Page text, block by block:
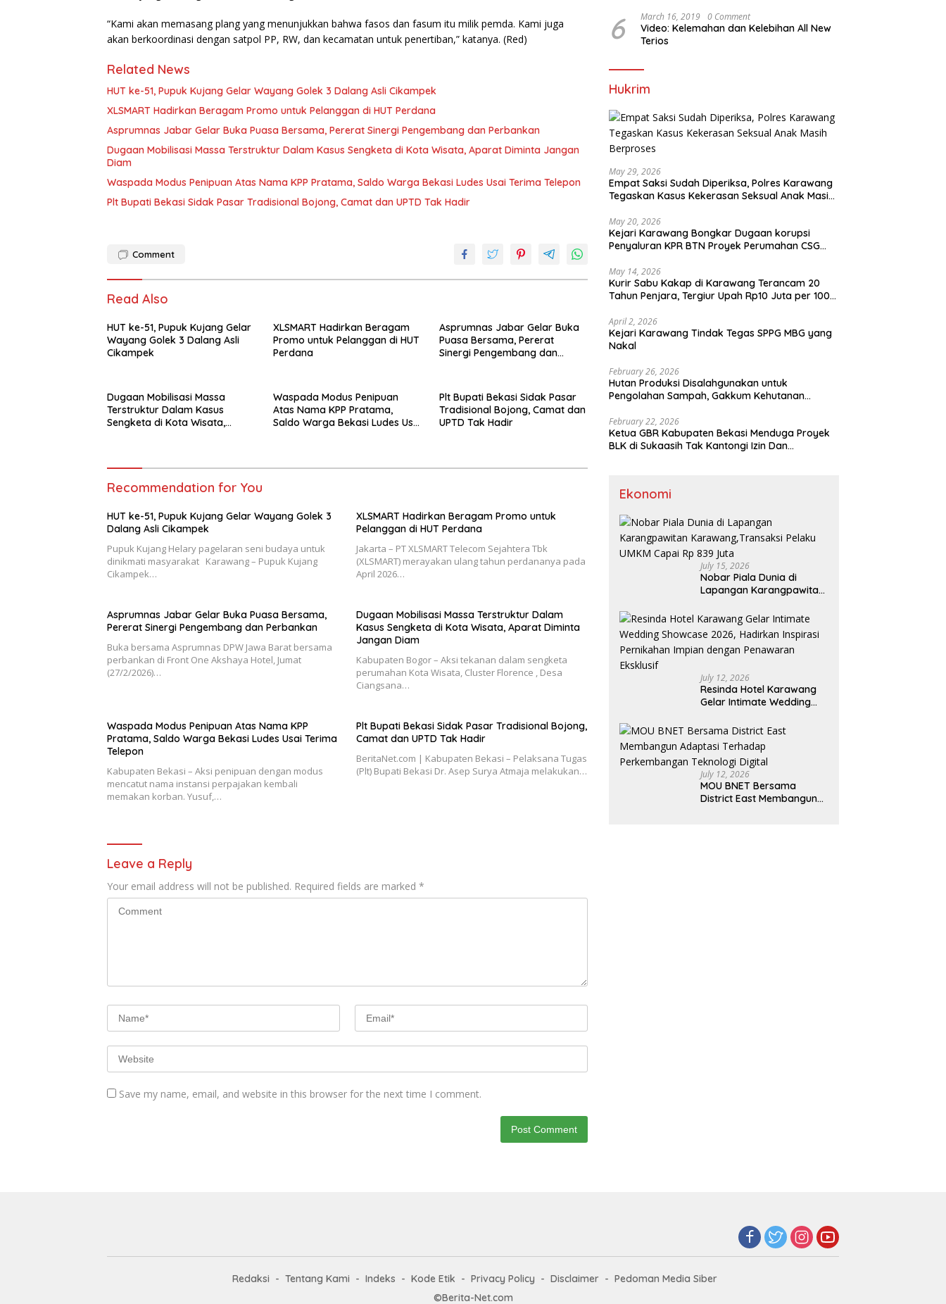
“Kami akan memasang plang yang menunjukkan bahwa fasos dan fasum itu milik pemda. Kami juga
akan berkoordinasi dengan satpol PP, RW, dan kecamatan untuk penertiban,” katanya. (Red)
Related News
HUT ke-51, Pupuk Kujang Gelar Wayang Golek 3 Dalang Asli Cikampek
XLSMART Hadirkan Beragam Promo untuk Pelanggan di HUT Perdana
Asprumnas Jabar Gelar Buka Puasa Bersama, Pererat Sinergi Pengembang dan Perbankan
Dugaan Mobilisasi Massa Terstruktur Dalam Kasus Sengketa di Kota Wisata, Aparat Diminta Jangan
Diam
Waspada Modus Penipuan Atas Nama KPP Pratama, Saldo Warga Bekasi Ludes Usai Terima Telepon
Plt Bupati Bekasi Sidak Pasar Tradisional Bojong, Camat dan UPTD Tak Hadir
Comment
Read Also
HUT ke-51, Pupuk Kujang Gelar
Wayang Golek 3 Dalang Asli
Cikampek
XLSMART Hadirkan Beragam
Promo untuk Pelanggan di HUT
Perdana
Asprumnas Jabar Gelar Buka
Puasa Bersama, Pererat
Sinergi Pengembang dan
Dugaan Mobilisasi Massa
Terstruktur Dalam Kasus
Sengketa di Kota Wisata,
Waspada Modus Penipuan
Atas Nama KPP Pratama,
Saldo Warga Bekasi Ludes Usai
Plt Bupati Bekasi Sidak Pasar
Tradisional Bojong, Camat dan
UPTD Tak Hadir
Recommendation for You
HUT ke-51, Pupuk Kujang Gelar Wayang Golek 3
Dalang Asli Cikampek
Pupuk Kujang Helary pagelaran seni budaya untuk
dinikmati masyarakat Karawang – Pupuk Kujang
Cikampek…
XLSMART Hadirkan Beragam Promo untuk
Pelanggan di HUT Perdana
Jakarta – PT XLSMART Telecom Sejahtera Tbk
(XLSMART) merayakan ulang tahun perdananya pada
April 2026…
Asprumnas Jabar Gelar Buka Puasa Bersama,
Pererat Sinergi Pengembang dan Perbankan
Buka bersama Asprumnas DPW Jawa Barat bersama
perbankan di Front One Akshaya Hotel, Jumat
(27/2/2026)…
Dugaan Mobilisasi Massa Terstruktur Dalam
Kasus Sengketa di Kota Wisata, Aparat Diminta
Jangan Diam
Kabupaten Bogor – Aksi tekanan dalam sengketa
perumahan Kota Wisata, Cluster Florence , Desa
Ciangsana…
Waspada Modus Penipuan Atas Nama KPP
Pratama, Saldo Warga Bekasi Ludes Usai Terima
Telepon
Kabupaten Bekasi – Aksi penipuan dengan modus
mencatut nama instansi perpajakan kembali
memakan korban. Yusuf,…
Plt Bupati Bekasi Sidak Pasar Tradisional Bojong,
Camat dan UPTD Tak Hadir
BeritaNet.com | Kabupaten Bekasi – Pelaksana Tugas
(Plt) Bupati Bekasi Dr. Asep Surya Atmaja melakukan…
Leave a Reply
Your email address will not be published. Required fields are marked *
Save my name, email, and website in this browser for the next time I comment.
6 March 16, 2019 0 Comment
Video: Kelemahan dan Kelebihan All New
Terios
Hukrim
May 29, 2026
Empat Saksi Sudah Diperiksa, Polres Karawang
Tegaskan Kasus Kekerasan Seksual Anak Masih
May 20, 2026
Kejari Karawang Bongkar Dugaan korupsi
Penyaluran KPR BTN Proyek Perumahan CSG
May 14, 2026
Kurir Sabu Kakap di Karawang Terancam 20
Tahun Penjara, Tergiur Upah Rp10 Juta per 100
April 2, 2026
Kejari Karawang Tindak Tegas SPPG MBG yang
Nakal
February 26, 2026
Hutan Produksi Disalahgunakan untuk
Pengolahan Sampah, Gakkum Kehutanan
February 22, 2026
Ketua GBR Kabupaten Bekasi Menduga Proyek
BLK di Sukaasih Tak Kantongi Izin Dan
Ekonomi
July 15, 2026
Nobar Piala Dunia di
Lapangan Karangpawitan
Pelaku UMKM Capai Rp 839
July 12, 2026
Resinda Hotel Karawang
Gelar Intimate Wedding
Inspirasi Pernikahan
Impian dengan Penawaran
Eksklusif
July 12, 2026
MOU BNET Bersama
District East Membangun
Redaksi Tentang Kami Indeks Kode Etik Privacy Policy Disclaimer
Pedoman Media Siber
©Berita-Net.com